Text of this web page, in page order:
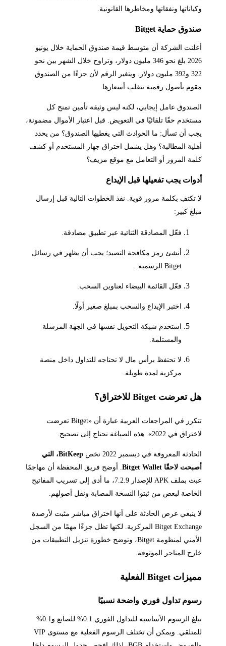
وكياناتها ونفقاتها ومخاطرها القانونية.
صندوق حماية Bitget
أعلنت الشركة أن متوسط قيمة صندوق الحماية خلال يونيو
2026 بلغ نحو 346 مليون دولار، وتراوح خلال الشهر بين نحو
322 و392 مليون دولار. ويتغير الرقم لأن جزءًا من الصندوق
مقوم بأصول رقمية تتقلب أسعارها.
الصندوق عامل إيجابي، لكنه ليس وثيقة تأمين تمنح كل
مستخدم حقًا تلقائيًا في التعويض. قبل اعتبار الأموال مضمونة،
يجب أن تسأل: ما الحوادث التي يغطيها الصندوق؟ من يحدد
أهلية المطالبة؟ وهل يشمل اختراق جهاز المستخدم أو كشف
كلمة المرور أو التعامل مع موقع مزيف؟
أدوات يجب تفعيلها قبل الإيداع
لا تكتفِ بكلمة مرور قوية. نفذ الخطوات التالية قبل إرسال
مبلغ كبير:
فعّل المصادقة الثنائية عبر تطبيق مصادقة.
أنشئ رمز مكافحة التصيد؛ يجب أن يظهر في رسائل
Bitget الرسمية.
فعّل القائمة البيضاء لعناوين السحب.
اختبر الإيداع والسحب بمبلغ صغير أولًا.
استخدم شبكة التحويل نفسها في الجهة المرسلة
والمستلمة.
لا تحتفظ برأس مال لا تحتاجه للتداول داخل منصة
مركزية لمدة طويلة.
هل تعرضت Bitget للاختراق؟
تتكرر في المراجعات العربية عبارة أن «Bitget تعرضت
لاختراق في 2022». هذه الصياغة تحتاج إلى تصحيح.
الحادثة المعروفة في ديسمبر 2022 تخص
BitKeep، التي
أصبحت لاحقًا Bitget Wallet
. أوضح فريق المحفظة أن مهاجمًا
عبث بملف APK للإصدار 7.2.9، ما أدى إلى تسريب المفاتيح
الخاصة لبعض من ثبتوا النسخة المصابة ونقل أصولهم.
لا ينبغي عرض الحادثة على أنها اختراق مباشر مثبت لأرصدة
Bitget Exchange المركزية. لكنها تظل جزءًا مهمًا من السجل
الأمني لمنظومة Bitget، وتوضح خطورة تنزيل التطبيقات من
خارج المتاجر الموثوقة.
مميزات Bitget الفعلية
رسوم تداول فوري واضحة نسبيًا
تبلغ الرسوم الأساسية للتداول الفوري 0.1% للصانع و0.1%
للمتلقي. ويمكن أن تختلف الرسوم الفعلية مع مستوى VIP